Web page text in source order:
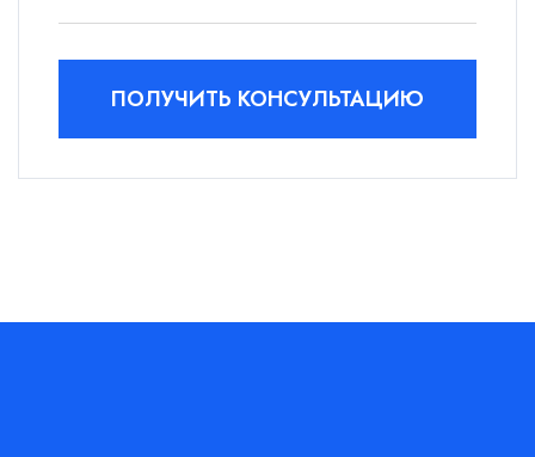
ПОЛУЧИТЬ КОНСУЛЬТАЦИЮ